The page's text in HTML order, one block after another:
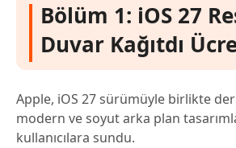
Bölüm 1: iOS 27
Duvar Kağıtdı
Apple, iOS 27 sürümüyle birlikte
modern ve soyut arka plan
kullanıcılara sundu.